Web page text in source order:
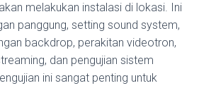
melakukan instalasi di lokasi. Ini
panggung, setting sound system,
backdrop, perakitan videotron,
dan pengujian sistem
ini sangat penting untuk